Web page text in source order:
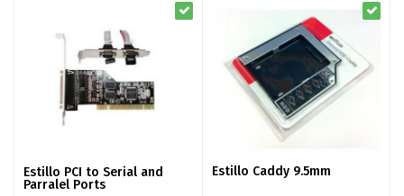
Estillo PCI to Serial and
Parralel Ports
Estillo Caddy 9.5mm